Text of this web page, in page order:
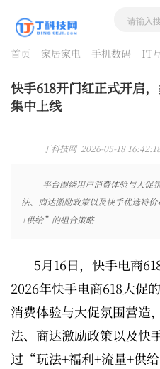
首页 家居家电 手机数码 IT
酷品评测
快手618开门红正式开启
集中上线
丁科技网 2026-05-18
平台围绕用户消费体验与大促
法、商达激励政策以及快手优选特
+供给”的组合策略
5月16日，快手电商
2026年快手电商618大促
消费体验与大促氛围营造
法、商达激励政策以及快
过“玩法+福利+流量+供